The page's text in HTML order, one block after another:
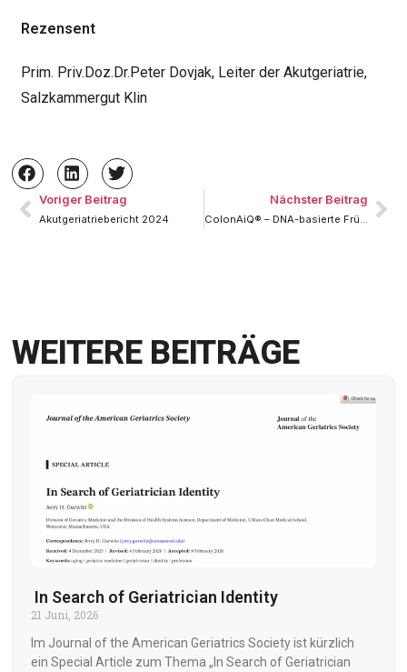
Rezensent
Prim. Priv.Doz.Dr.Peter Dovjak, Leiter der Akutgeriatrie,
Salzkammergut Klin
Voriger Beitrag
Akutgeriatriebericht 2024
Nächster Beitrag
ColonAiQ® – DNA-basierte Früherkennung in der Darmkrebsvorsorge (Replik zu Beitrag „Neuer DNA Test für die Darmkrebsvorsorge“ (12.04.24)
WEITERE BEITRÄGE
In Search of Geriatrician Identity
21 Juni, 2026
Im Journal of the American Geriatrics Society ist kürzlich
ein Special Article zum Thema „In Search of Geriatrician